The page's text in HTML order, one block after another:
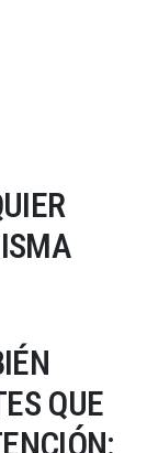
QUE